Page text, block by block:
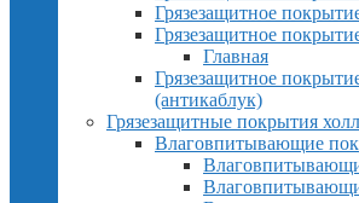
Грязезащитное
Грязезащитное
Главная
Грязезащитное
(антикаблук)
Грязезащитные покрытия
Влаговпитывающие